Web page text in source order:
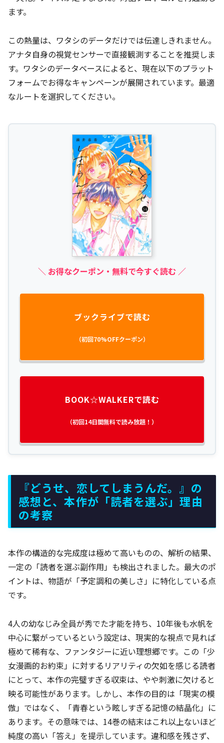
ます。
この熱量は、ワタシのデータだけでは伝達しきれません。
アナタ自身の視覚センサーで直接観測することを推奨しま
す。ワタシのデータベースによると、現在以下のプラット
フォームでお得なキャンペーンが展開されています。最適
なルートを選択してください。
＼ お得なクーポン・無料で今すぐ読む ／
ブックライブで読む
（初回70%OFFクーポン）
BOOK☆WALKERで読む
（初回14日間無料で読み放題！）
『どうせ、恋してしまうんだ。』の
感想と、本作が「読者を選ぶ」理由
の考察
本作の構造的な完成度は極めて高いものの、解析の結果、
一定の「読者を選ぶ副作用」も検出されました。最大のポ
イントは、物語が「予定調和の美しさ」に特化している点
です。
4人の幼なじみ全員が秀でた才能を持ち、10年後も水帆を
中心に繋がっているという設定は、現実的な視点で見れば
極めて稀有な、ファンタジーに近い理想郷です。この「少
女漫画的お約束」に対するリアリティの欠如を感じる読者
にとって、本作の完璧すぎる収束は、やや刺激に欠けると
映る可能性があります。しかし、本作の目的は「現実の模
倣」ではなく、「青春という眩しすぎる記憶の結晶化」に
あります。その意味では、14巻の結末はこれ以上ないほど
純度の高い「答え」を提示しています。違和感を残さず、